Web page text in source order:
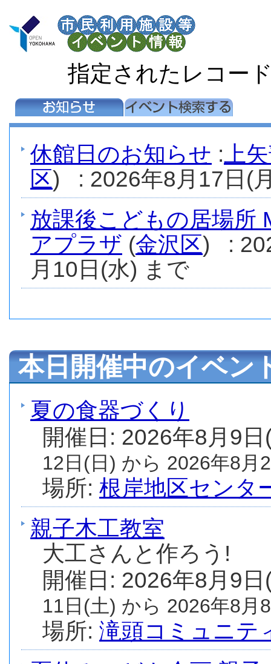
指定されたレコー
休館日のお知らせ : 上
区) : 2026年8月17日(
放課後こどもの居場所
アプラザ (金沢区) :
月10日(水) まで
本日開催中のイベン
夏の食器づくり
開催日: 2026年8月9
12日(日) から 2026年8月
場所: 根岸地区センタ
親子木工教室
大工さんと作ろう!
開催日: 2026年8月9
11日(土) から 2026年8月
場所: 滝頭コミュニテ